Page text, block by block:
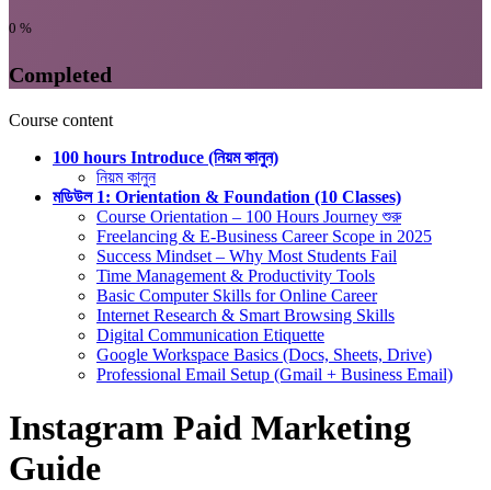
0 %
Completed
Course content
100 hours Introduce (নিয়ম কানুন)
নিয়ম কানুন
মডিউল 1: Orientation & Foundation (10 Classes)
Course Orientation – 100 Hours Journey শুরু
Freelancing & E-Business Career Scope in 2025
Success Mindset – Why Most Students Fail
Time Management & Productivity Tools
Basic Computer Skills for Online Career
Internet Research & Smart Browsing Skills
Digital Communication Etiquette
Google Workspace Basics (Docs, Sheets, Drive)
Professional Email Setup (Gmail + Business Email)
Instagram Paid Marketing
Guide